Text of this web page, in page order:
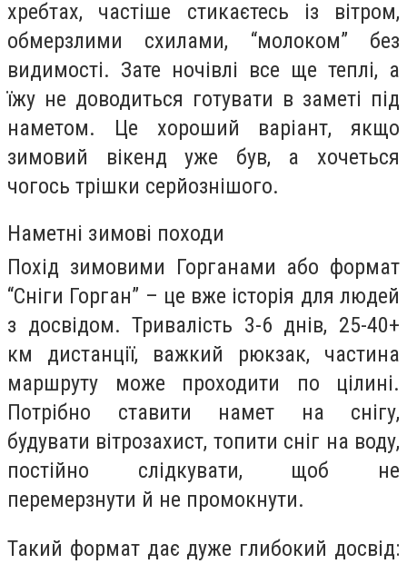
хребтах, частіше стикаєтесь із вітром,
обмерзлими схилами, “молоком” без
видимості. Зате ночівлі все ще теплі, а
їжу не доводиться готувати в заметі під
наметом. Це хороший варіант, якщо
зимовий вікенд уже був, а хочеться
чогось трішки серйознішого.
Наметні зимові походи
Похід зимовими Горганами або формат
“Сніги Горган” – це вже історія для людей
з досвідом. Тривалість 3-6 днів, 25-40+
км дистанції, важкий рюкзак, частина
маршруту може проходити по цілині.
Потрібно ставити намет на снігу,
будувати вітрозахист, топити сніг на воду,
постійно слідкувати, щоб не
перемерзнути й не промокнути.
Такий формат дає дуже глибокий досвід: